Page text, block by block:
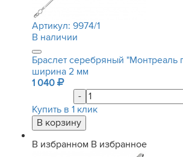
Артикул: 9974/1
В наличии
Браслет серебряный "Монтреаль
ширина 2 мм
1 040
-
Купить в 1 клик
В избранном В избранное